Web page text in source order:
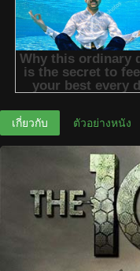
เกี่ยวกับ ตัวอย่างหนัง